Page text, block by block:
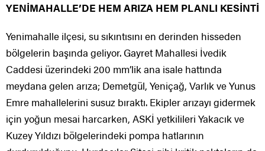
YENİMAHALLE’DE HEM ARIZA HEM PLANLI KESİNTİ
Yenimahalle ilçesi, su sıkıntısını en derinden hisseden
bölgelerin başında geliyor. Gayret Mahallesi İvedik
Caddesi üzerindeki 200 mm’lik ana isale hattında
meydana gelen arıza; Demetgül, Yeniçağ, Varlık ve Yunus
Emre mahallelerini susuz bıraktı. Ekipler arızayı gidermek
için yoğun mesai harcarken, ASKİ yetkilileri Yakacık ve
Kuzey Yıldızı bölgelerindeki pompa hatlarının